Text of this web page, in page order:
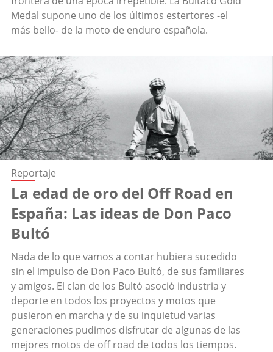
Medal supone uno de los últimos estertores -el
más bello- de la moto de enduro española.
Reportaje
La edad de oro del Off Road en
España: Las ideas de Don Paco
Bultó
Nada de lo que vamos a contar hubiera sucedido
sin el impulso de Don Paco Bultó, de sus familiares
y amigos. El clan de los Bultó asoció industria y
deporte en todos los proyectos y motos que
pusieron en marcha y de su inquietud varias
generaciones pudimos disfrutar de algunas de las
mejores motos de off road de todos los tiempos.